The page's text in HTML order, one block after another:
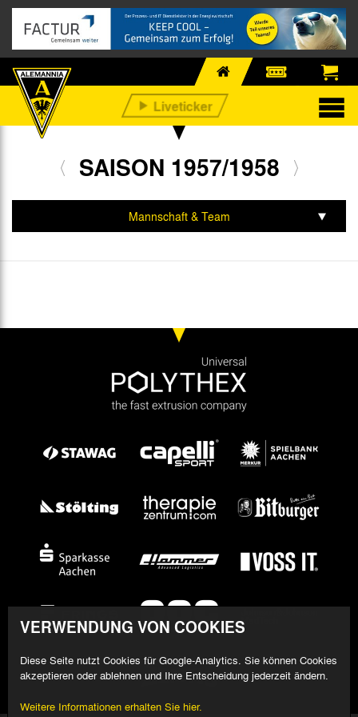
SAISON 1957/1958
Mannschaft & Team
VERWENDUNG VON COOKIES
Diese Seite nutzt Cookies für Google-Analytics. Sie können Cookies
akzeptieren oder ablehnen und Ihre Entscheidung jederzeit ändern.
Weitere Informationen erhalten Sie hier.